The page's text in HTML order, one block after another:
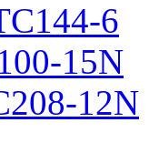
6
15N
12N